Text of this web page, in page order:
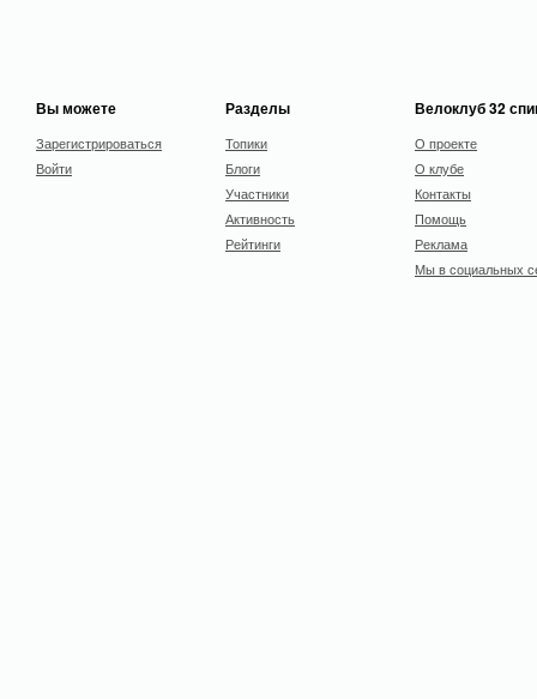
Вы можете
Зарегистрироваться
Войти
Разделы
Топики
Блоги
Участники
Активность
Рейтинги
Велоклуб 32
О проекте
О клубе
Контакты
Помощь
Реклама
Мы в социальных